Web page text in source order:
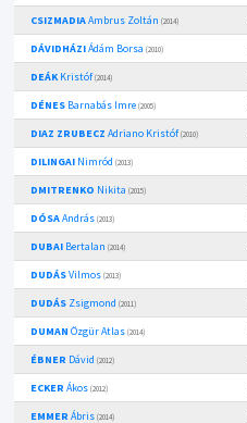
CSIZMADIAAmbrus Zoltán (2014)
DÁVIDHÁZIÁdám Borsa (2010)
DEÁKKristóf(2014)
DÉNESBarnabás Imre (2005)
DIAZ ZRUBECZ Adriano Kristóf(2010)
DILINGAINimród (2013)
DMITRENKO Nikita (2015)
DÓSAAndrás (2013)
DUBAIBertalan (2014)
DUDÁSVilmos (2013)
DUDÁSZsigmond (2011)
DUMAN Özgür Atlas (2014)
ÉBNER Dávid (2012)
ECKER Ákos (2012)
EMMER Ábris (2014)